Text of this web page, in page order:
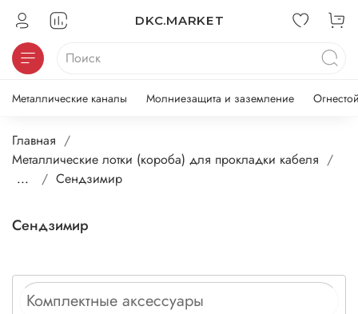
DKC.MARKET
Металлические каналы Молниезащита и заземление
Главная
Металлические лотки (короба) для прокладки кабеля
...
Сендзимир
Сендзимир
Комплектные аксессуары